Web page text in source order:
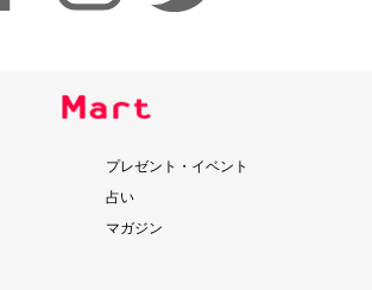
プレゼント・イベント
占い
マガジン